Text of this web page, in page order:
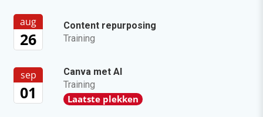
aug
26
Content repurposing
Training
sep
01
Canva met AI
Training
Laatste plekken